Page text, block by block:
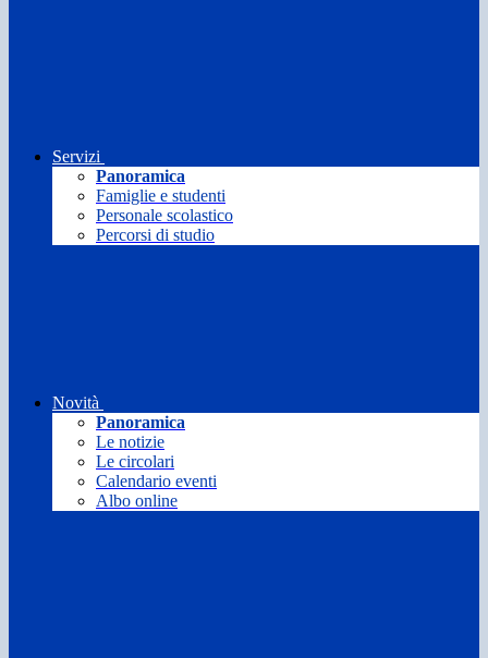
Servizi
Panoramica
Famiglie e studenti
Personale scolastico
Percorsi di studio
Novità
Panoramica
Le notizie
Le circolari
Calendario eventi
Albo online